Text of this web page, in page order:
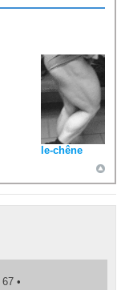
le-chêne
67 •